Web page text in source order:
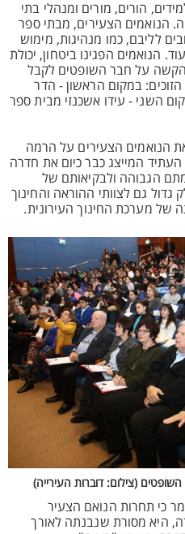
הורים, מורים ומנהלי בתי
הנואמים הצעירים, מבתי ספר
לליבם, כמו מנהיגות, מימוש
הנואמים הפגינו ביטחון, יכולת
על חבר השופטים לקבל
במקום הראשון - הדר
השני - עידו אשכנזי מבית ספר
הנואמים הצעירים על הרמה
המייצג כבר כיום את חדרה
הגבוהה ולבקיאותם של
גם לצוותי ההוראה והחינוך
של מערכת החינוך העירונית.
(צילום: דוברות העירייה)
כי תחרות הנואם הצעיר
היא מסורת שנבנתה לאורך